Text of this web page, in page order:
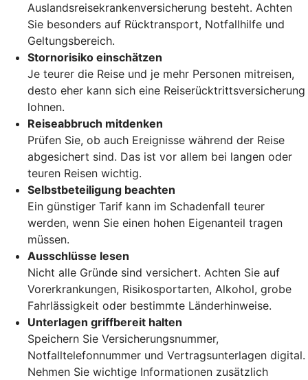
Auslandsreisekrankenversicherung besteht. Achten
Sie besonders auf Rücktransport, Notfallhilfe und
Geltungsbereich.
Stornorisiko einschätzen
Je teurer die Reise und je mehr Personen mitreisen,
desto eher kann sich eine Reiserücktrittsversicherung
lohnen.
Reiseabbruch mitdenken
Prüfen Sie, ob auch Ereignisse während der Reise
abgesichert sind. Das ist vor allem bei langen oder
teuren Reisen wichtig.
Selbstbeteiligung beachten
Ein günstiger Tarif kann im Schadenfall teurer
werden, wenn Sie einen hohen Eigenanteil tragen
müssen.
Ausschlüsse lesen
Nicht alle Gründe sind versichert. Achten Sie auf
Vorerkrankungen, Risikosportarten, Alkohol, grobe
Fahrlässigkeit oder bestimmte Länderhinweise.
Unterlagen griffbereit halten
Speichern Sie Versicherungsnummer,
Notfalltelefonnummer und Vertragsunterlagen digital.
Nehmen Sie wichtige Informationen zusätzlich